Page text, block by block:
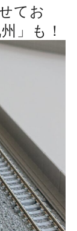
てお
」も！